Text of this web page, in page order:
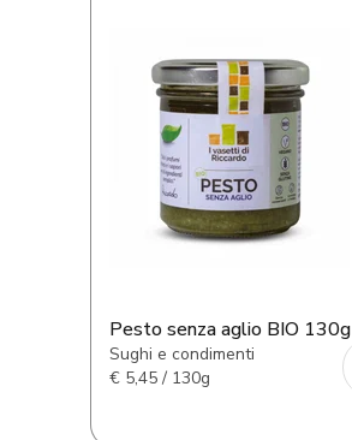
Pesto senza aglio BIO 130g
Sughi e condimenti
€ 5,45 / 130g